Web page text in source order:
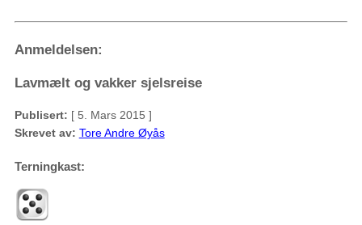
Anmeldelsen:
Lavmælt og vakker sjelsreise
Publisert: [ 5. Mars 2015 ]
Skrevet av: Tore Andre Øyås
Terningkast: